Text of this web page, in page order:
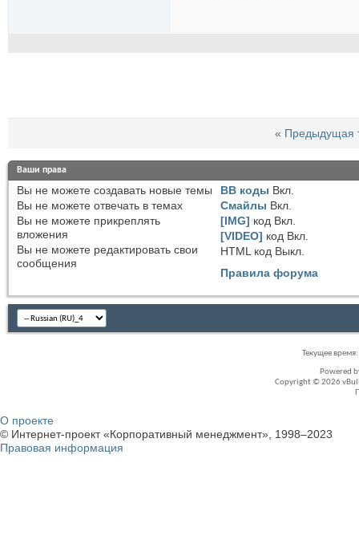
« Предыдущая
Ваши права
Вы не можете создавать новые темы
Вы не можете отвечать в темах
Вы не можете прикреплять
вложения
Вы не можете редактировать свои
сообщения
BB коды Вкл.
Смайлы Вкл.
[IMG] код Вкл.
[VIDEO] код Вкл.
HTML код Выкл.
Правила форума
Текущее время:
Powered
Copyright © 2026
О проекте
© Интернет-проект «Корпоративный менеджмент», 1998–2023
Правовая информация